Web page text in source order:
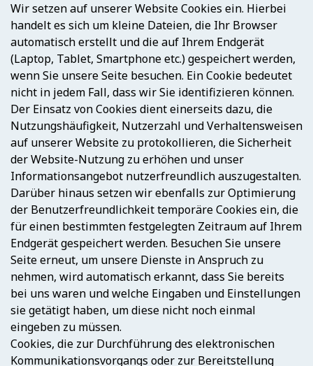
Wir setzen auf unserer Website Cookies ein. Hierbei
handelt es sich um kleine Dateien, die Ihr Browser
automatisch erstellt und die auf Ihrem Endgerät
(Laptop, Tablet, Smartphone etc.) gespeichert werden,
wenn Sie unsere Seite besuchen. Ein Cookie bedeutet
nicht in jedem Fall, dass wir Sie identifizieren können.
Der Einsatz von Cookies dient einerseits dazu, die
Nutzungshäufigkeit, Nutzerzahl und Verhaltensweisen
auf unserer Website zu protokollieren, die Sicherheit
der Website-Nutzung zu erhöhen und unser
Informationsangebot nutzerfreundlich auszugestalten.
Darüber hinaus setzen wir ebenfalls zur Optimierung
der Benutzerfreundlichkeit temporäre Cookies ein, die
für einen bestimmten festgelegten Zeitraum auf Ihrem
Endgerät gespeichert werden. Besuchen Sie unsere
Seite erneut, um unsere Dienste in Anspruch zu
nehmen, wird automatisch erkannt, dass Sie bereits
bei uns waren und welche Eingaben und Einstellungen
sie getätigt haben, um diese nicht noch einmal
eingeben zu müssen.
Cookies, die zur Durchführung des elektronischen
Kommunikationsvorgangs oder zur Bereitstellung